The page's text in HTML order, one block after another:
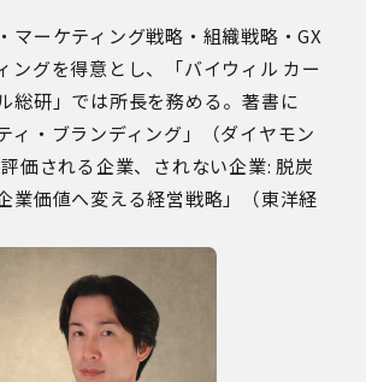
マーケティング戦略・組織戦略・GX
ングを得意とし、「バイウィル カー
総研」では所長を務める。著書に
ィ・ブランディング」（ダイヤモン
価される企業、されない企業: 脱炭
業価値へ変える経営戦略」（東洋経